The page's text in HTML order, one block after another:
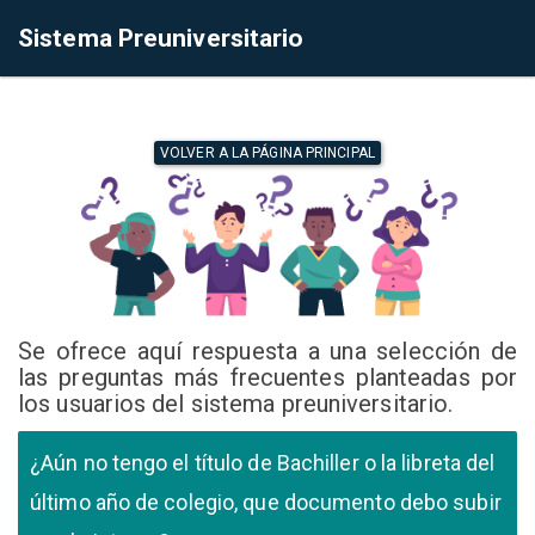
Sistema Preuniversitario
VOLVER A LA PÁGINA PRINCIPAL
Se ofrece aquí respuesta a una selección de
las preguntas más frecuentes planteadas por
los usuarios del sistema preuniversitario.
¿Aún no tengo el título de Bachiller o la libreta del
último año de colegio, que documento debo subir